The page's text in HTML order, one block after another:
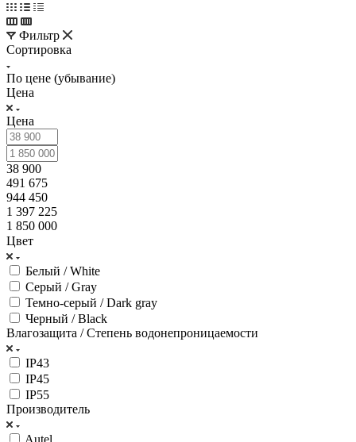
Фильтр
Сортировка
По цене (убывание)
Цена
Цена
38 900
491 675
944 450
1 397 225
1 850 000
Цвет
Белый / White
Серый / Gray
Темно-серый / Dark gray
Черный / Black
Влагозащита / Степень водонепроницаемости
IP43
IP45
IP55
Производитель
Autel